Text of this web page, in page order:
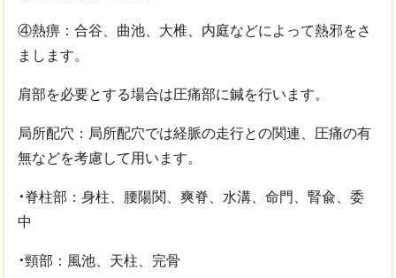
④熱痹：合谷、曲池、大椎、内庭などによって熱邪をさ
まします。
肩部を必要とする場合は圧痛部に鍼を行います。
局所配穴：局所配穴では経脈の走行との関連、圧痛の有
無などを考慮して用います。
･脊柱部：身柱、腰陽関、爽脊、水溝、命門、腎兪、委
中
･頸部：風池、天柱、完骨